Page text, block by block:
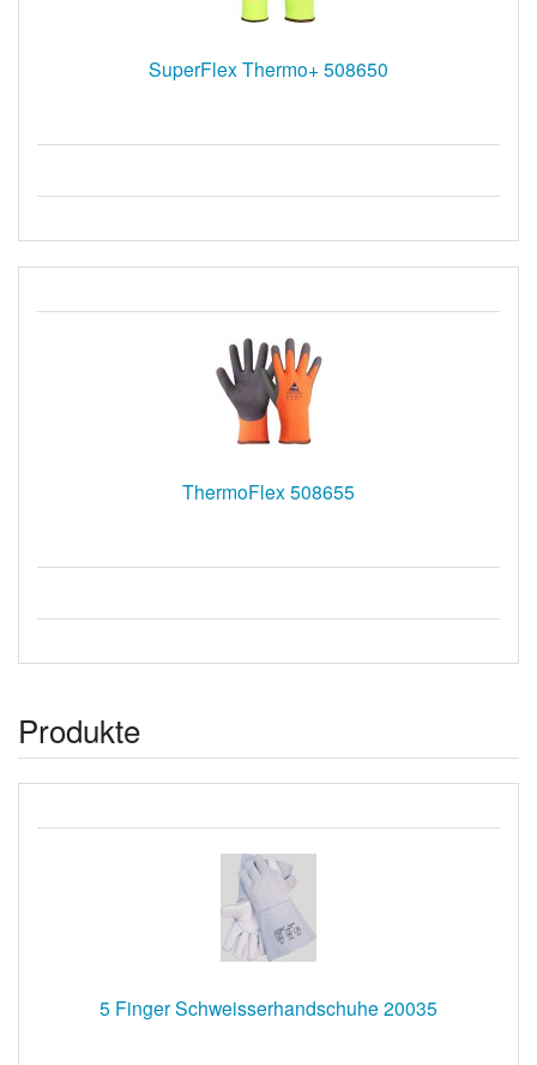
SuperFlex Thermo+ 508650
ThermoFlex 508655
Produkte
5 Finger Schweisserhandschuhe 20035